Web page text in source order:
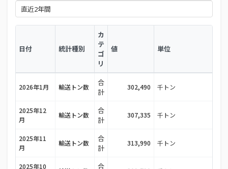
日付 統計種別
カ
テ
ゴ
リ
値 単位
2026年1月 輸送トン数
合
計
302,490 千トン
2025年12
月
輸送トン数
合
計
307,335 千トン
2025年11
月
輸送トン数
合
計
313,990 千トン
2025年10
合